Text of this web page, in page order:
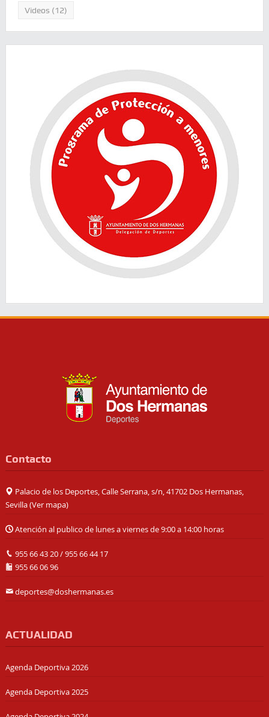
Videos (12)
Contacto
Palacio de los Deportes, Calle Serrana, s/n, 41702 Dos Hermanas,
Sevilla (Ver mapa)
Atención al publico de lunes a viernes de 9:00 a 14:00 horas
955 66 43 20/955 66 44 17
955 66 06 96
deportes@doshermanas.es
ACTUALIDAD
Agenda Deportiva 2026
Agenda Deportiva 2025